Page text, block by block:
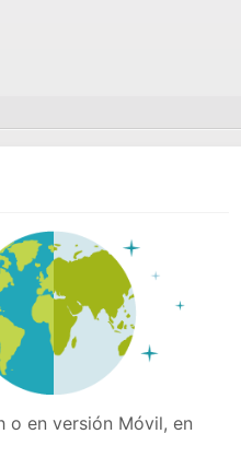
o en versión Móvil, en